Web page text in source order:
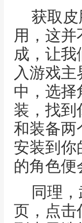
获取
用，这
成，让
入游戏
中，选择
装，找到
和装备两
安装到你
的角色便
同理
页，点击